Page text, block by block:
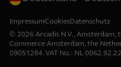
© 2026 Arcadis N.V., Amsterdam,
Commerce Amsterdam, the
09051284. VAT No.: NL
ImpressumCookiesDatenschutz